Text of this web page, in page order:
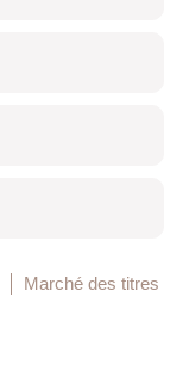
Marché des titres